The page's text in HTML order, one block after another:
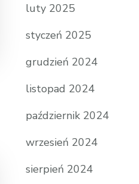
luty 2025
styczeń 2025
grudzień 2024
listopad 2024
październik 2024
wrzesień 2024
sierpień 2024